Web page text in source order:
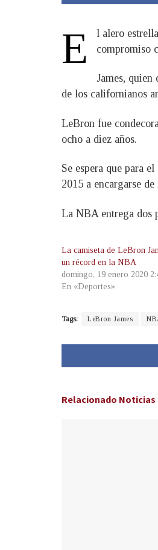
E
l alero
compromiso
James,
de los californianos
LeBron fue
ocho a diez años.
Se espera que para
2015 a encargarse
La NBA entrega dos
La camiseta de LeBron
un récord en la NBA
domingo, 19 enero 2020
En «Deportes»
Tags: LeBron James
Relacionado Noticias